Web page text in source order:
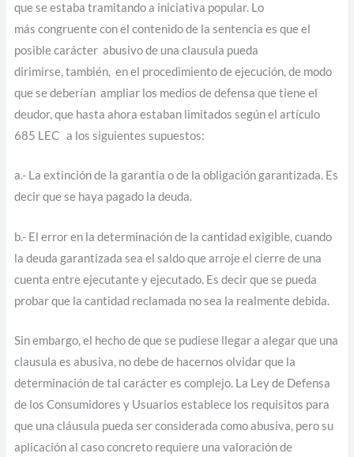
que se estaba tramitando a iniciativa popular. Lo
más congruente con el contenido de la sentencia es que el
posible carácter abusivo de una clausula pueda
dirimirse, también, en el procedimiento de ejecución, de modo
que se deberían ampliar los medios de defensa que tiene el
deudor, que hasta ahora estaban limitados según el artículo
685 LEC a los siguientes supuestos:
a.- La extinción de la garantía o de la obligación garantizada. Es
decir que se haya pagado la deuda.
b.- El error en la determinación de la cantidad exigible, cuando
la deuda garantizada sea el saldo que arroje el cierre de una
cuenta entre ejecutante y ejecutado. Es decir que se pueda
probar que la cantidad reclamada no sea la realmente debida.
Sin embargo, el hecho de que se pudiese llegar a alegar que una
clausula es abusiva, no debe de hacernos olvidar que la
determinación de tal carácter es complejo. La Ley de Defensa
de los Consumidores y Usuarios establece los requisitos para
que una cláusula pueda ser considerada como abusiva, pero su
aplicación al caso concreto requiere una valoración de